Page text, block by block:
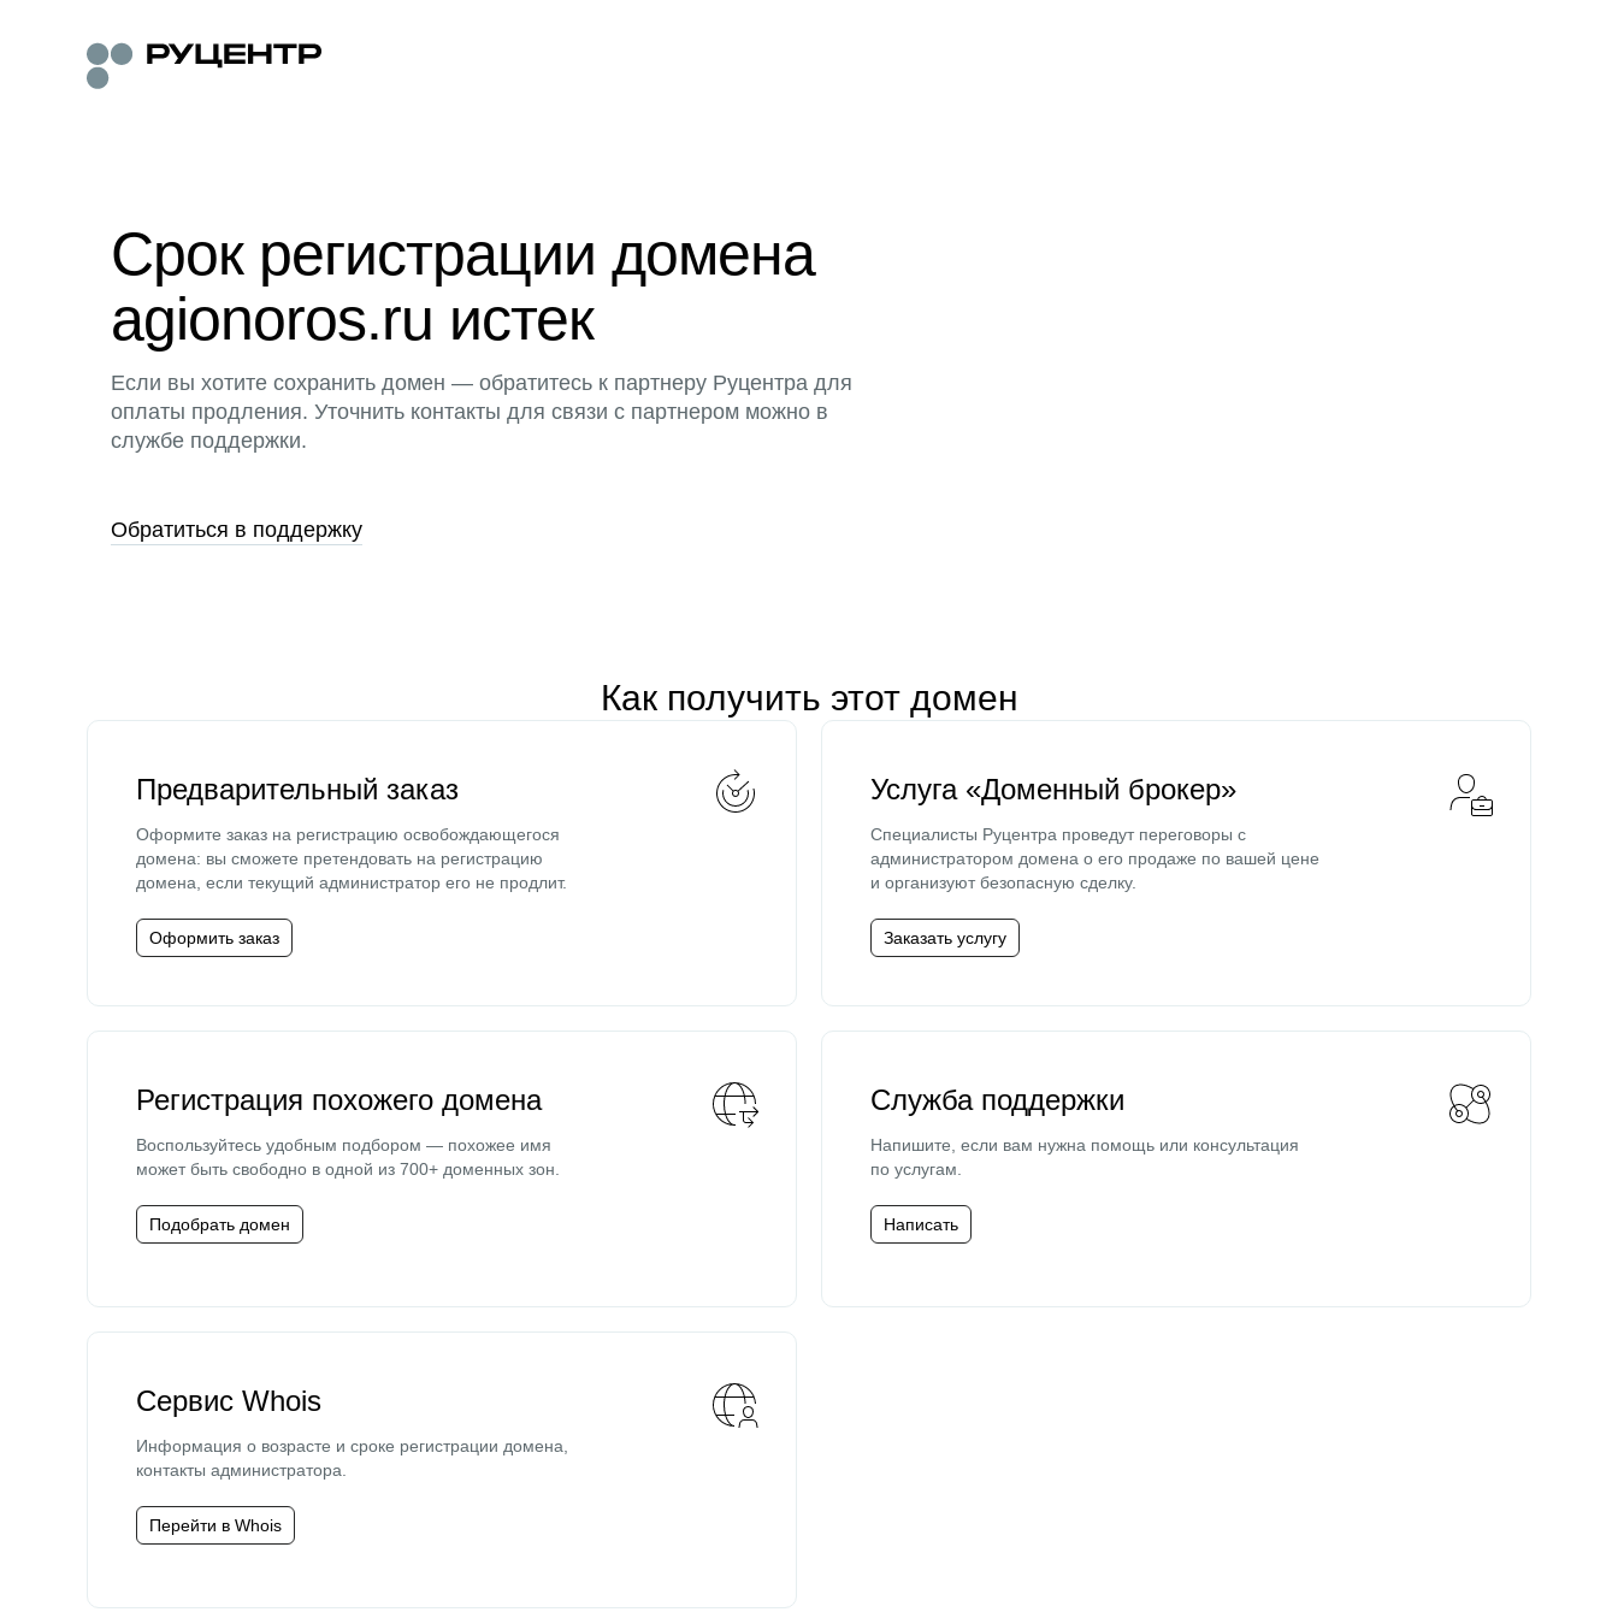
Срок регистрации домена
agionoros.ru истек
Если вы хотите сохранить домен — обратитесь к партнеру Руцентра для
оплаты продления. Уточнить контакты для связи с партнером можно в
службе поддержки.
Обратиться в поддержку
Как получить этот домен
Предварительный заказ
Оформите заказ на регистрацию освобождающегося
домена: вы сможете претендовать на регистрацию
домена, если текущий администратор его не продлит.
Оформить заказ
Услуга «Доменный брокер»
Специалисты Руцентра проведут переговоры с
администратором домена о его продаже по вашей цене
и организуют безопасную сделку.
Заказать услугу
Регистрация похожего домена
Воспользуйтесь удобным подбором — похожее имя
может быть свободно в одной из 700+ доменных зон.
Подобрать домен
Служба поддержки
Напишите, если вам нужна помощь или консультация
по услугам.
Написать
Сервис Whois
Информация о возрасте и сроке регистрации домена,
контакты администратора.
Перейти в Whois